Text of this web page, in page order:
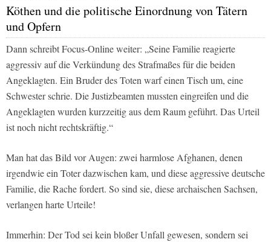
Köthen und die politische Einordnung von Tätern
und Opfern
Dann schreibt Focus-Online weiter: „Seine Familie reagierte
aggressiv auf die Verkündung des Strafmaßes für die beiden
Angeklagten. Ein Bruder des Toten warf einen Tisch um, eine
Schwester schrie. Die Justizbeamten mussten eingreifen und die
Angeklagten wurden kurzzeitig aus dem Raum geführt. Das Urteil
ist noch nicht rechtskräftig.“
Man hat das Bild vor Augen: zwei harmlose Afghanen, denen
irgendwie ein Toter dazwischen kam, und diese aggressive deutsche
Familie, die Rache fordert. So sind sie, diese archaischen Sachsen,
verlangen harte Urteile!
Immerhin: Der Tod sei kein bloßer Unfall gewesen, sondern sei